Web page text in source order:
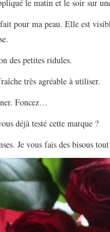
le matin et le soir sur
pour ma peau. Elle est
des petites ridules.
très agréable à utiliser.
Foncez…
déjà testé cette marque ?
Je vous fais des bisous